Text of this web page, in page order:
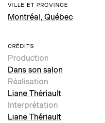
VILLE ET PROVINCE
Montréal, Québec
CRÉDITS
Production
Dans son salon
Réalisation
Liane Thériault
Interprétation
Liane Thériault